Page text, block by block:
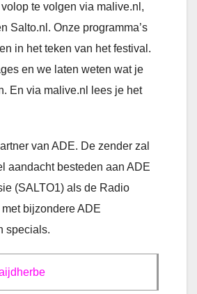
te volgen via malive.nl,
Salto.nl. Onze programma’s
in het teken van het festival.
en we laten weten wat je
En via malive.nl lees je het
van ADE. De zender zal
aandacht besteden aan ADE
(SALTO1) als de Radio
bijzondere ADE
specials.